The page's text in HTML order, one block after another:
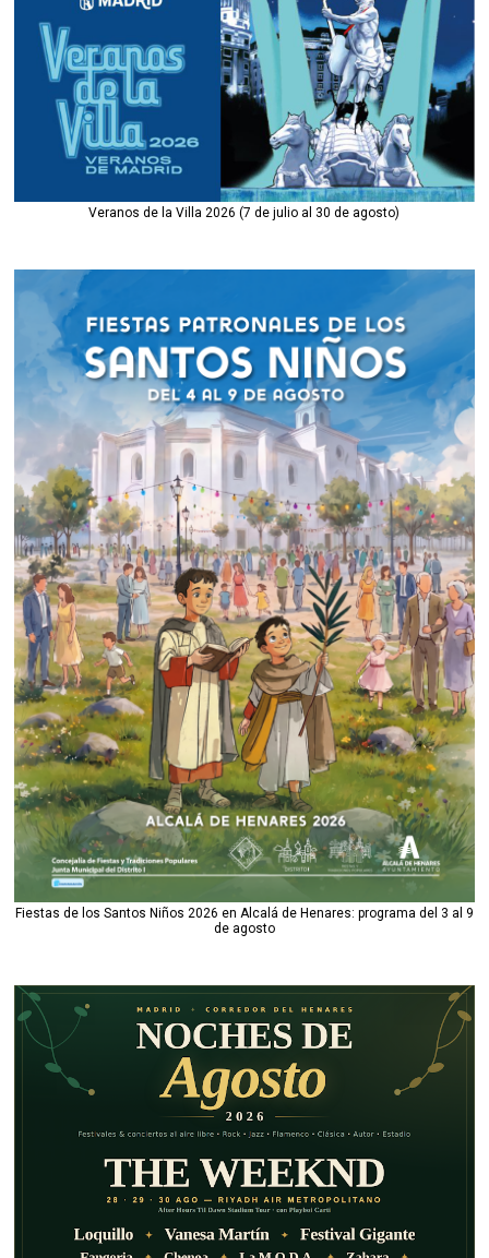
Veranos de la Villa 2026 (7 de julio al 30 de agosto)
Fiestas de los Santos Niños 2026 en Alcalá de Henares: programa del 3 al 9
de agosto